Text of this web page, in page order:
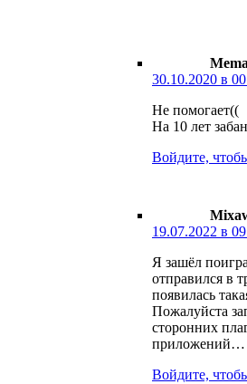
30.10.2020 в
Не помогает((
На 10 лет
Войдите,
19.07.2022 в
Я зашёл
отправился в
появилась
Пожалуйста
сторонних
приложений…
Войдите,